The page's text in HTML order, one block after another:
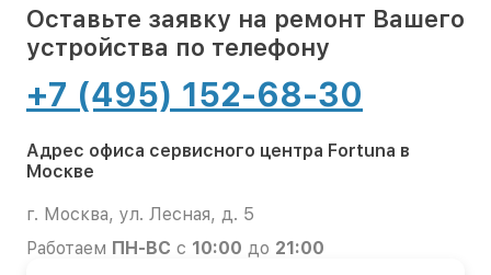
Оставьте заявку на ремонт Вашего
устройства по телефону
+7 (495) 152-68-30
Адрес офиса сервисного центра Fortuna в
Москве
г. Москва, ул. Лесная, д. 5
Работаем ПН-ВС с 10:00 до 21:00